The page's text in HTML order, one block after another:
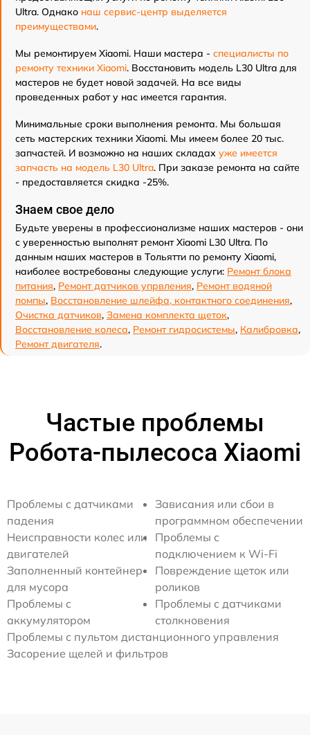
Ultra. Однако наш сервис-центр выделяется
преимуществами.
Мы ремонтируем Xiaomi. Наши мастера - специалисты по
ремонту техники Xiaomi. Восстановить модель L30 Ultra для
мастеров не будет новой задачей. На все виды
проведенных работ у нас имеется гарантия.
Минимальные сроки выполнения ремонта. Мы большая
сеть мастерских техники Xiaomi. Мы имеем более 20 тыс.
запчастей. И возможно на наших складах уже имеется
запчасть на модель L30 Ultra. При заказе ремонта на сайте
- предоставляется скидка -25%.
Знаем свое дело
Будьте уверены в профессионализме наших мастеров - они
с уверенностью выполнят ремонт Xiaomi L30 Ultra. По
данным наших мастеров в Тольятти по ремонту Xiaomi,
наиболее востребованы следующие услуги: Ремонт блока
питания, Ремонт датчиков упрвления, Ремонт водяной
помпы, Восстановление шлейфа, контактного соединения,
Очистка датчиков, Замена комплекта щеток,
Восстановление колеса, Ремонт гидросистемы, Калибровка,
Ремонт двигателя.
Частые проблемы
Робота-пылесоса Xiaomi
Проблемы с датчиками
падения
Неисправности колес или
двигателей
Заполненный контейнер
для мусора
Проблемы с
аккумулятором
Зависания или сбои в
программном обеспечении
Проблемы с
подключением к Wi-Fi
Повреждение щеток или
роликов
Проблемы с датчиками
столкновения
Проблемы с пультом дистанционного управления
Засорение щелей и фильтров